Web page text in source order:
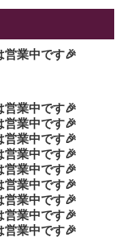
業中です🎉
業中です🎉
業中です🎉
業中です🎉
業中です🎉
業中です🎉
業中です🎉
業中です🎉
業中です🎉
業中です🎉